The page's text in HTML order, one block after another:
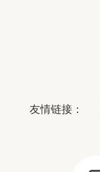
友情链接：